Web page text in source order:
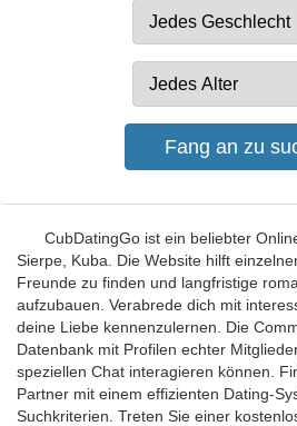
CubDatingGo ist ein beliebter
Sierpe, Kuba. Die Website hilft
Freunde zu finden und langfristige
aufzubauen. Verabrede dich mit
deine Liebe kennenzulernen. Die
Datenbank mit Profilen echter
speziellen Chat interagieren können.
Partner mit einem effizienten Dating-
Suchkriterien. Treten Sie einer